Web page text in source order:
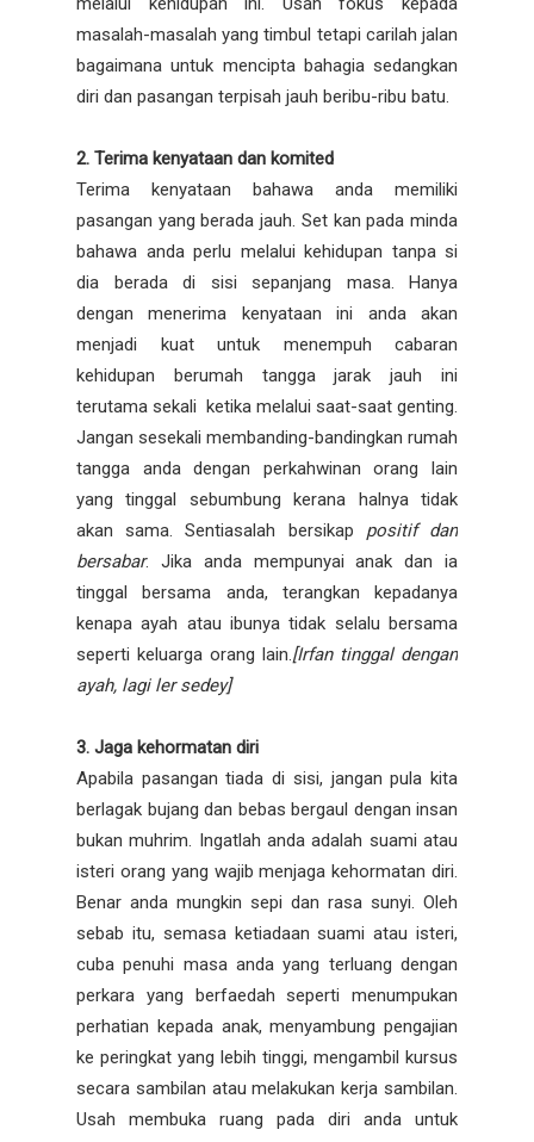
masalah-masalah yang timbul tetapi carilah jalan
bagaimana untuk mencipta bahagia sedangkan
diri dan pasangan terpisah jauh beribu-ribu batu.
2. Terima kenyataan dan komited
Terima kenyataan bahawa anda memiliki
pasangan yang berada jauh. Set kan pada minda
bahawa anda perlu melalui kehidupan tanpa si
dia berada di sisi sepanjang masa. Hanya
dengan menerima kenyataan ini anda akan
menjadi kuat untuk menempuh cabaran
kehidupan berumah tangga jarak jauh ini
terutama sekali ketika melalui saat-saat genting.
Jangan sesekali membanding-bandingkan rumah
tangga anda dengan perkahwinan orang lain
yang tinggal sebumbung kerana halnya tidak
akan sama. Sentiasalah bersikap positif dan
bersabar. Jika anda mempunyai anak dan ia
tinggal bersama anda, terangkan kepadanya
kenapa ayah atau ibunya tidak selalu bersama
seperti keluarga orang lain.[Irfan tinggal dengan
ayah, lagi ler sedey]
3. Jaga kehormatan diri
Apabila pasangan tiada di sisi, jangan pula kita
berlagak bujang dan bebas bergaul dengan insan
bukan muhrim. Ingatlah anda adalah suami atau
isteri orang yang wajib menjaga kehormatan diri.
Benar anda mungkin sepi dan rasa sunyi. Oleh
sebab itu, semasa ketiadaan suami atau isteri,
cuba penuhi masa anda yang terluang dengan
perkara yang berfaedah seperti menumpukan
perhatian kepada anak, menyambung pengajian
ke peringkat yang lebih tinggi, mengambil kursus
secara sambilan atau melakukan kerja sambilan.
Usah membuka ruang pada diri anda untuk